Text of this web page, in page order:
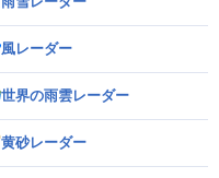
風レーダー
世界の雨雲レーダー
黄砂レーダー